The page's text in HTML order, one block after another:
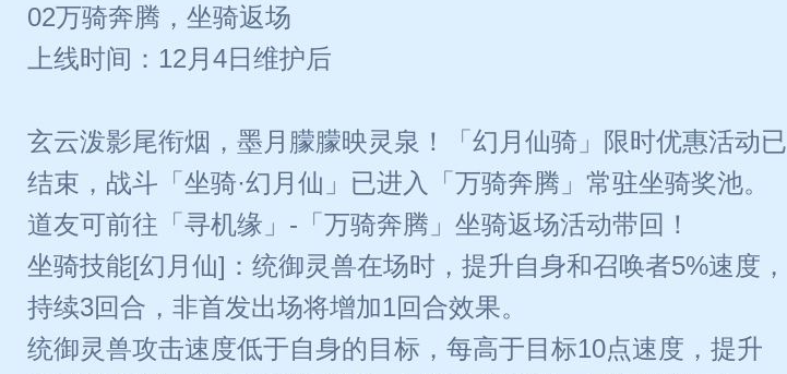
02万骑奔腾，坐骑返场
上线时间：12月4日维护后
玄云泼影尾衔烟，墨月朦朦映灵泉！「幻月仙骑」限时优惠活动已
结束，战斗「坐骑·幻月仙」已进入「万骑奔腾」常驻坐骑奖池。
道友可前往「寻机缘」-「万骑奔腾」坐骑返场活动带回！
坐骑技能[幻月仙]：统御灵兽在场时，提升自身和召唤者5%速度，
持续3回合，非首发出场将增加1回合效果。
统御灵兽攻击速度低于自身的目标，每高于目标10点速度，提升